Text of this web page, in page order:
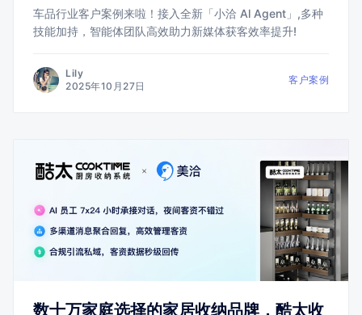
车品行业客户案例来啦！接入全新「小洽 Al Agent」,多种
技能加持，智能体团队高效助力新媒体获客效率提升!
Lily
2025年10月27日
客户案例
数十万家庭选择的家居收纳品牌，酷太收